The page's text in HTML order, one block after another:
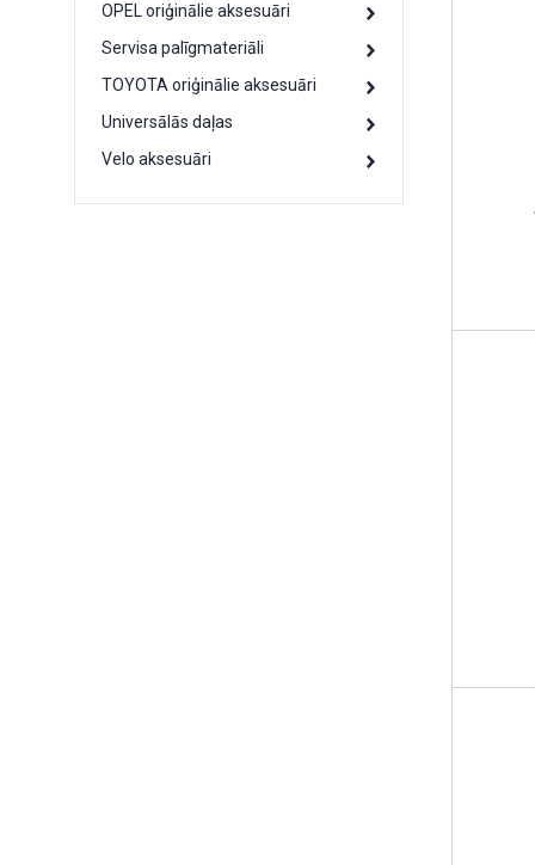
OPEL oriģinālie aksesuāri
Servisa palīgmateriāli
TOYOTA oriģinālie aksesuāri
Universālās daļas
Velo aksesuāri